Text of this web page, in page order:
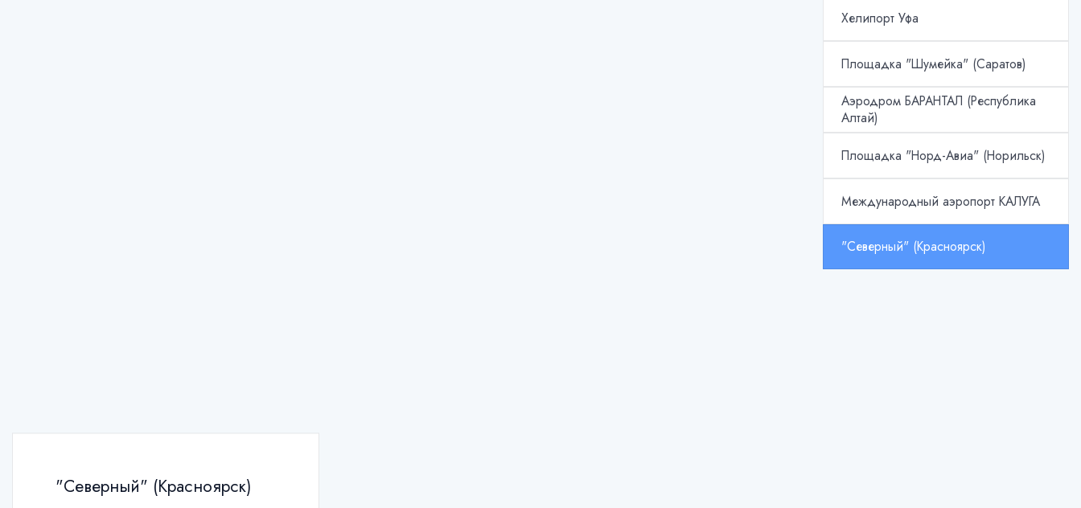
Хелипорт Уфа
Площадка "Шумейка" (Саратов)
Аэродром БАРАНТАЛ (Республика
Алтай)
Площадка "Норд-Авиа" (Норильск)
Международный аэропорт КАЛУГА
"Северный" (Красноярск)
"Северный" (Красноярск)